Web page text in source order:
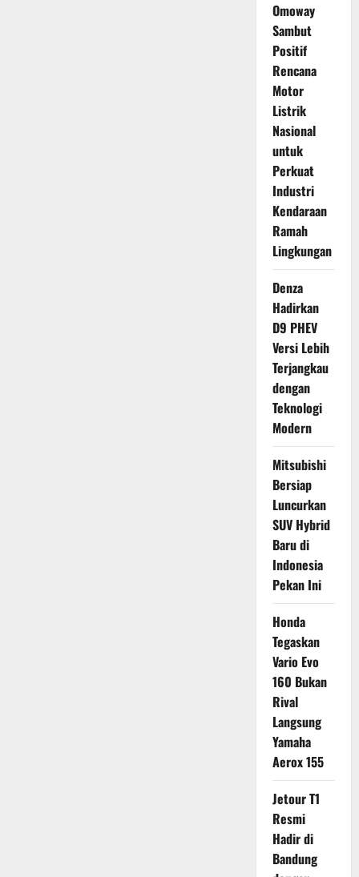
Omoway
Sambut
Positif
Rencana
Motor
Listrik
Nasional
untuk
Perkuat
Industri
Kendaraan
Ramah
Lingkungan
Denza
Hadirkan
D9 PHEV
Versi Lebih
Terjangkau
dengan
Teknologi
Modern
Mitsubishi
Bersiap
Luncurkan
SUV Hybrid
Baru di
Indonesia
Pekan Ini
Honda
Tegaskan
Vario Evo
160 Bukan
Rival
Langsung
Yamaha
Aerox 155
Jetour T1
Resmi
Hadir di
Bandung